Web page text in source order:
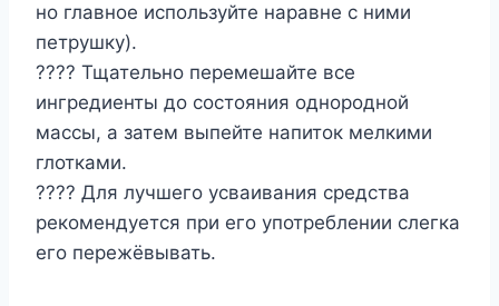
но главное используйте наравне с ними
петрушку).
???? Тщательно перемешайте все
ингредиенты до состояния однородной
массы, а затем выпейте напиток мелкими
глотками.
???? Для лучшего усваивания средства
рекомендуется при его употреблении слегка
его пережёвывать.